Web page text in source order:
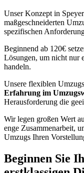
Unser Konzept in
maßgeschneiderten
spezifischen
Beginnend ab 120€
Lösungen, um nicht nur
handeln.
Unsere flexiblen
Erfahrung im
Herausforderung die
Wir legen großen Wert
enge Zusammenarbeit,
Umzugs Ihren
Beginnen Sie